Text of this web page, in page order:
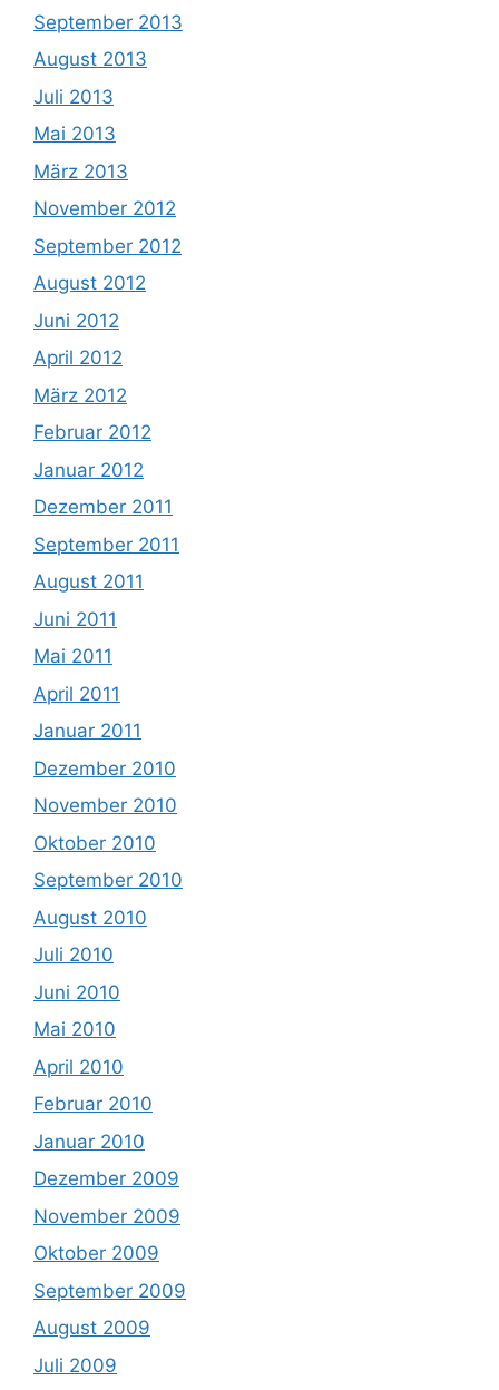
September 2013
August 2013
Juli 2013
Mai 2013
März 2013
November 2012
September 2012
August 2012
Juni 2012
April 2012
März 2012
Februar 2012
Januar 2012
Dezember 2011
September 2011
August 2011
Juni 2011
Mai 2011
April 2011
Januar 2011
Dezember 2010
November 2010
Oktober 2010
September 2010
August 2010
Juli 2010
Juni 2010
Mai 2010
April 2010
Februar 2010
Januar 2010
Dezember 2009
November 2009
Oktober 2009
September 2009
August 2009
Juli 2009